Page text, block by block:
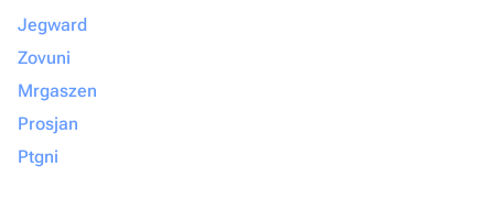
Jegward
Zovuni
Mrgaszen
Prosjan
Ptgni